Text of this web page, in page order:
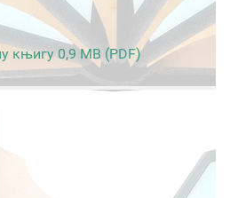
књигу 0,9 MB (PDF)